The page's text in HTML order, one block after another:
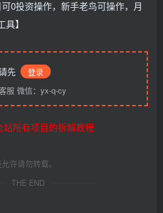
先
登录
服 微信：yx-q-cy
所有项目的拆解教程
许请勿转载。
THE END